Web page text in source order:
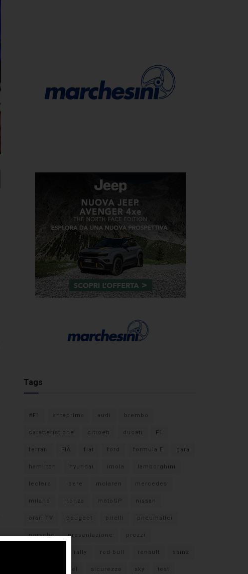
Tags
#F1 anteprima audi brembo
caratteristiche citroen ducati F1
ferrari FIA fiat ford formula E gara
hamilton hyundai imola lamborghini
leclerc libere mclaren mercedes
milano monza motoGP nissan
orari TV peugeot pirelli pneumatici
porsche presentazione prezzi
rally red bull renault sainz
sebastian vettel sicurezza sky test